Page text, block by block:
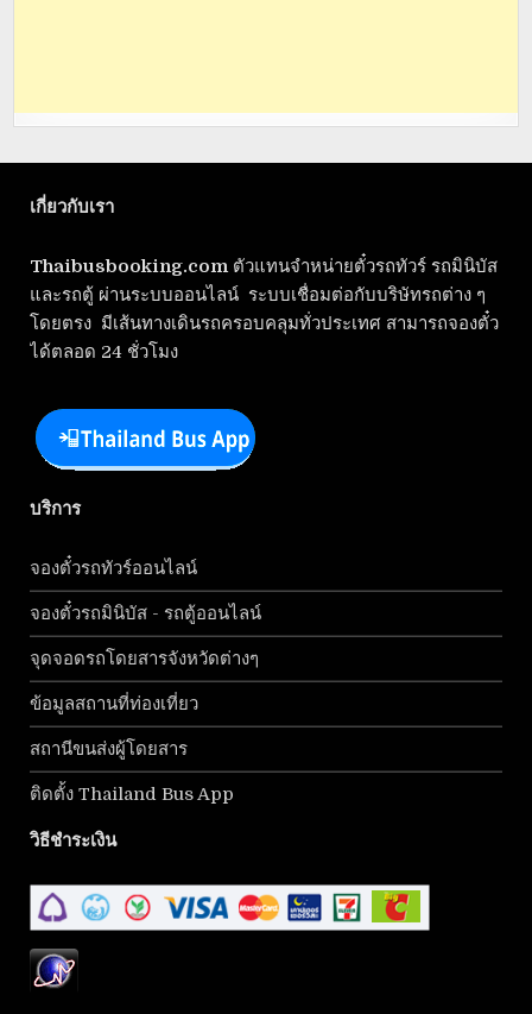
เกี่ยวกับเรา
Thaibusbooking.com ตัวแทนจำหน่ายตั๋วรถทัวร์ รถมินิบัส
และรถตู้ ผ่านระบบออนไลน์ ระบบเชื่อมต่อกับบริษัทรถต่าง ๆ
โดยตรง มีเส้นทางเดินรถครอบคลุมทั่วประเทศ สามารถจองตั๋ว
ได้ตลอด 24 ชั่วโมง
บริการ
จองตั๋วรถทัวร์ออนไลน์
จองตั๋วรถมินิบัส - รถตู้ออนไลน์
จุดจอดรถโดยสารจังหวัดต่างๆ
ข้อมูลสถานที่ท่องเที่ยว
สถานีขนส่งผู้โดยสาร
ติดตั้ง Thailand Bus App
วิธีชำระเงิน